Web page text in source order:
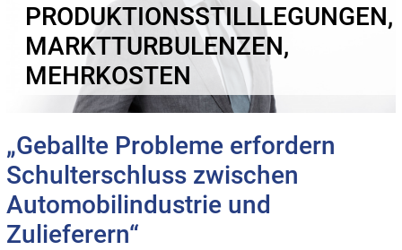
PRODUKTIONSSTILLLEGUNGEN,
MARKTTURBULENZEN,
MEHRKOSTEN
„Geballte Probleme erfordern
Schulterschluss zwischen
Automobilindustrie und
Zulieferern“